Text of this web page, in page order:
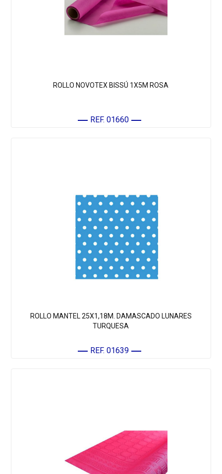
ROLLO NOVOTEX BISSÚ 1X5M ROSA
REF. 01660
ROLLO MANTEL 25X1,18M. DAMASCADO LUNARES
TURQUESA
REF. 01639